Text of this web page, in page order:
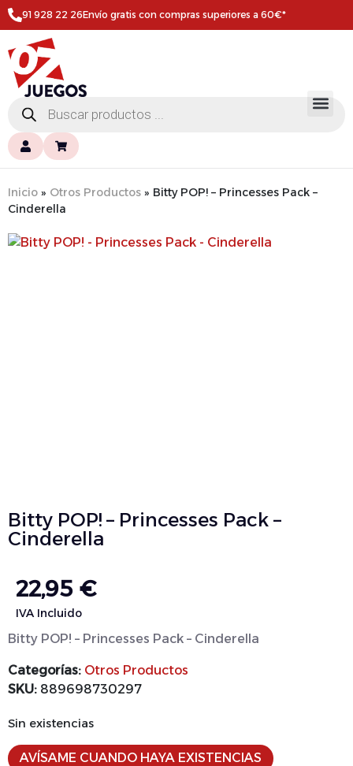
91 928 22 26Envío gratis con compras superiores a 60€*
Inicio » Otros Productos » Bitty POP! – Princesses Pack –
Cinderella
Bitty POP! – Princesses Pack –
Cinderella
22,95 €
IVA Incluido
Bitty POP! – Princesses Pack – Cinderella
Categorías: Otros Productos
SKU: 889698730297
Sin existencias
AVÍSAME CUANDO HAYA EXISTENCIAS